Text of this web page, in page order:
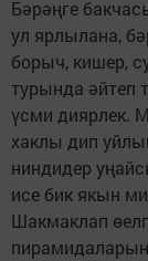
Бәрәңге
ул ярлылана,
борыч, кишер,
турында әйтеп
үсми диярлек.
хаклы дип
ниндидер
исе бик якын
Шакмаклап